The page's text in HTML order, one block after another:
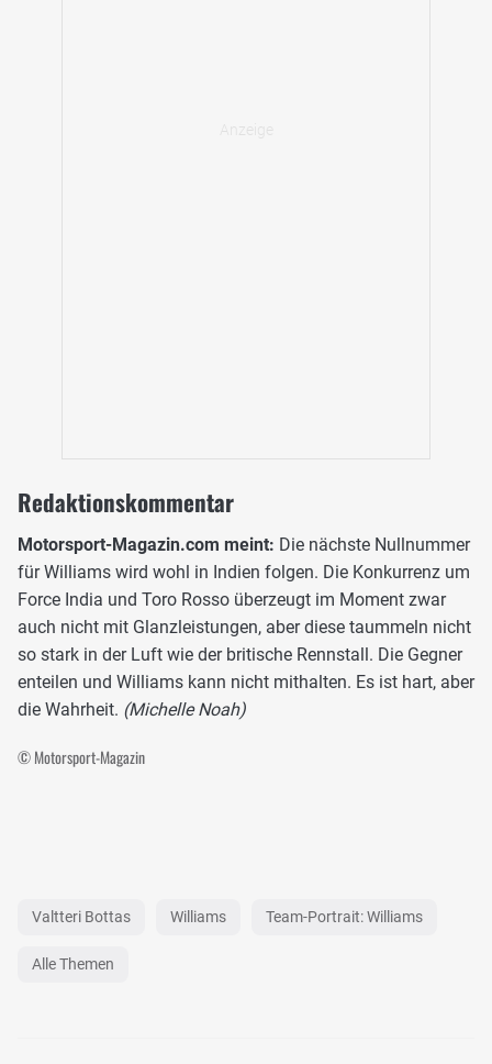
Redaktionskommentar
Motorsport-Magazin.com meint: Die nächste Nullnummer
für Williams wird wohl in Indien folgen. Die Konkurrenz um
Force India und Toro Rosso überzeugt im Moment zwar
auch nicht mit Glanzleistungen, aber diese taummeln nicht
so stark in der Luft wie der britische Rennstall. Die Gegner
enteilen und Williams kann nicht mithalten. Es ist hart, aber
die Wahrheit. (Michelle Noah)
© Motorsport-Magazin
Valtteri Bottas Williams Team-Portrait: Williams
Alle Themen